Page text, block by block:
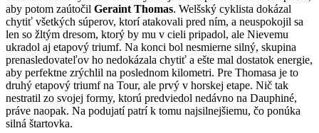
aby potom zaútočil Geraint Thomas. Welšský cyklista dokázal
chytiť všetkých súperov, ktorí atakovali pred ním, a neuspokojil sa
len so žltým dresom, ktorý by mu v cieli pripadol, ale Nievemu
ukradol aj etapový triumf. Na konci bol nesmierne silný, skupina
prenasledovateľov ho nedokázala chytiť a ešte mal dostatok energie,
aby perfektne zrýchlil na poslednom kilometri. Pre Thomasa je to
druhý etapový triumf na Tour, ale prvý v horskej etape. Nič tak
nestratil zo svojej formy, ktorú predviedol nedávno na Dauphiné,
práve naopak. Na podujatí patrí k tomu najsilnejšiemu, čo ponúka
silná štartovka.